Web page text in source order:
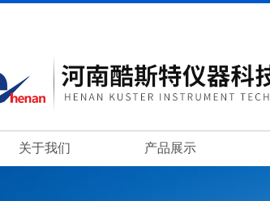
关于我们 产品展示